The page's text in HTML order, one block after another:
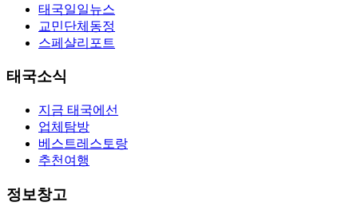
태국일일뉴스
교민단체동정
스페샬리포트
태국소식
지금 태국에선
업체탐방
베스트레스토랑
추천여행
정보창고